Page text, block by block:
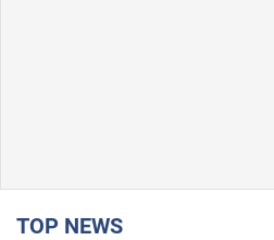
TOP NEWS